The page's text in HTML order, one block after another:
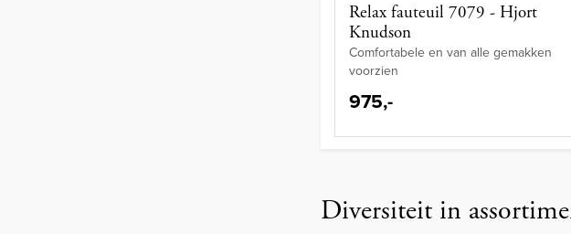
Relax fauteuil 7079 - Hjort
Knudson
Comfortabele en van alle gemakken
voorzien
975,-
Diversiteit in